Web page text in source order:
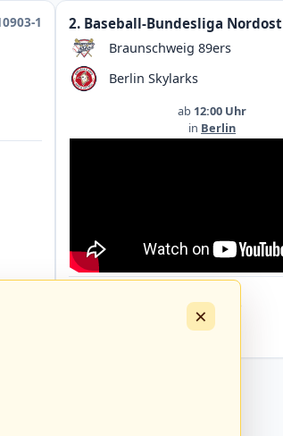
1
2. Baseball-Bundesliga Nordost
Braunschweig 89ers
Berlin Skylarks
ab 12:00 Uhr
in Berlin
1B: A-043363-UMP-BB
HP: A-040088-UMP-BB
B-076222-SCO×